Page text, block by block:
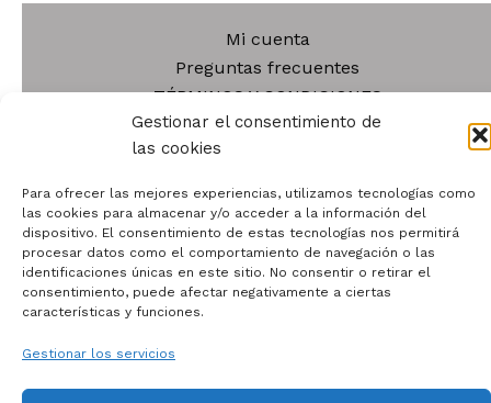
Gestionar el consentimiento de
las cookies
Para ofrecer las mejores experiencias, utilizamos tecnologías como
las cookies para almacenar y/o acceder a la información del
dispositivo. El consentimiento de estas tecnologías nos permitirá
procesar datos como el comportamiento de navegación o las
identificaciones únicas en este sitio. No consentir o retirar el
consentimiento, puede afectar negativamente a ciertas
características y funciones.
Gestionar los servicios
Mi cuenta
Preguntas frecuentes
TÉRMINOS Y CONDICIONES
POLÍTICA DE PRIVACIDAD
POLÍTICA DE COOKIES
POLÍTICA DE DEVOLUCIONES
Blog
Tienda
Contacto